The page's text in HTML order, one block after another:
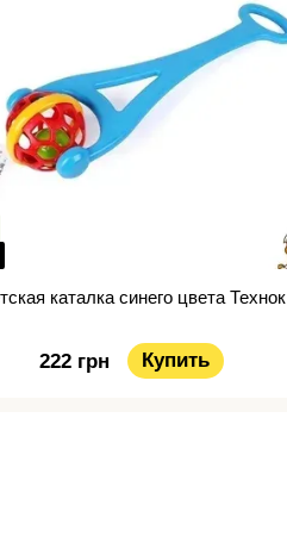
каталка синего цвета Технок
222 грн Купить